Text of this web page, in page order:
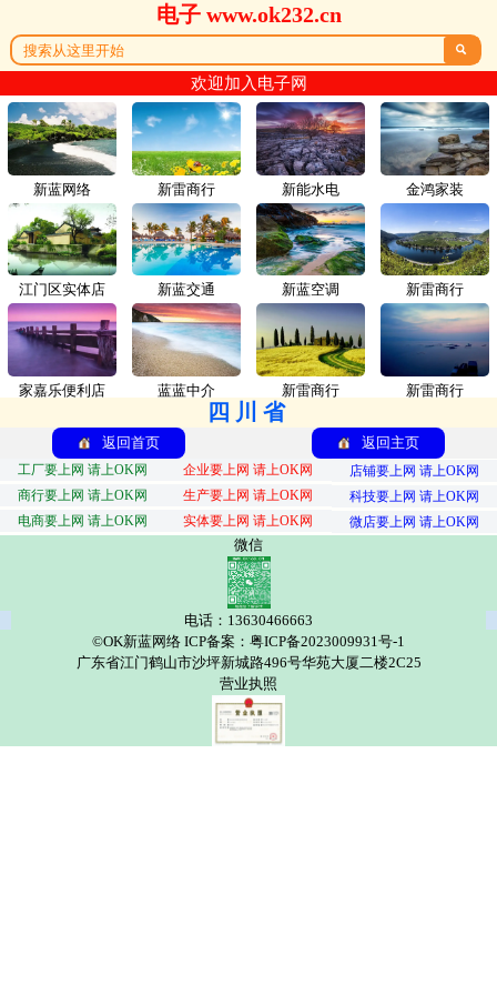
电子 www.ok232.cn

欢迎加入电子网
新蓝网络 新雷商行
江门区实体店 新蓝交通
家嘉乐便利店 蓝蓝中介
新能水电 金鸿家装
新蓝空调 新雷商行
新雷商行 新雷商行
四川省
返回首页 返回主页
工厂要上网 请上OK网 企业要上网 请上OK网
店铺要上网 请上OK网
商行要上网 请上OK网
生产要上网 请上OK网
科技要上网 请上OK网
电商要上网 请上OK网
实体要上网 请上OK网 微店要上网 请上OK网
微信
电话：13630466663
©OK新蓝网络 ICP备案：粤ICP备2023009931号-1
广东省江门鹤山市沙坪新城路496号华苑大厦二楼2C25
营业执照